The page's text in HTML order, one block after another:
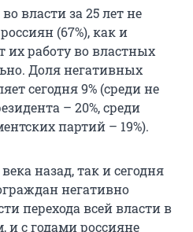
власти за 25 лет не
(67%), как и
работу во властных
Доля негативных
сегодня 9% (среди не
– 20%, среди
партий – 19%).
назад, так и сегодня
негативно
перехода всей власти в
и с годами россияне